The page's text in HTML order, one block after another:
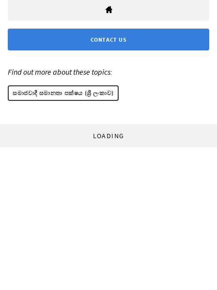
CONTACT US
Find out more about these topics:
සමාජවාදී සමානතා පක්ෂය (ශ්‍රී ලංකාව)
LOADING